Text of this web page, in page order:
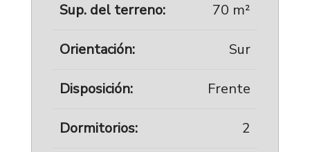
Sup. del terreno: 70 m²
Orientación: Sur
Disposición: Frente
Dormitorios: 2